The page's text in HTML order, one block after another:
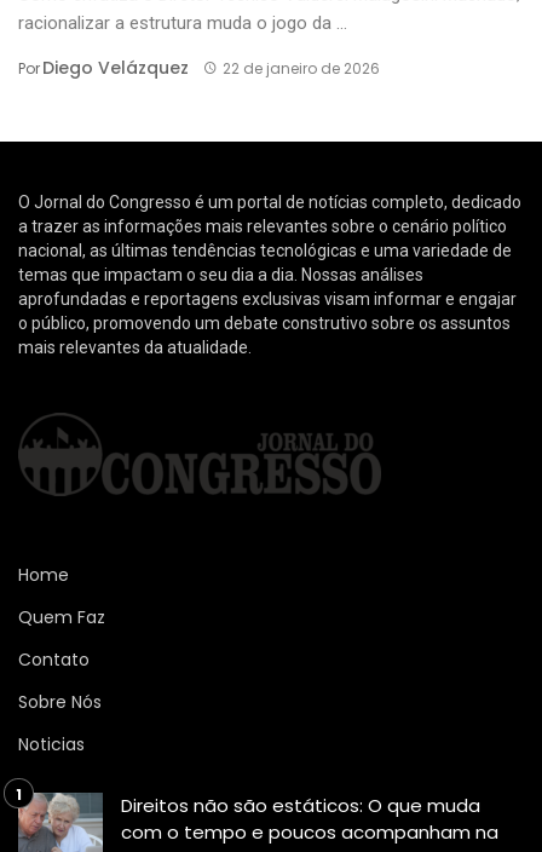
racionalizar a estrutura muda o jogo da ...
PorDiego Velázquez 22 de janeiro de 2026
O Jornal do Congresso é um portal de notícias completo, dedicado
a trazer as informações mais relevantes sobre o cenário político
nacional, as últimas tendências tecnológicas e uma variedade de
temas que impactam o seu dia a dia. Nossas análises
aprofundadas e reportagens exclusivas visam informar e engajar
o público, promovendo um debate construtivo sobre os assuntos
mais relevantes da atualidade.
Home
Quem Faz
Contato
Sobre Nós
Noticias
Direitos não são estáticos: O que muda
com o tempo e poucos acompanham na